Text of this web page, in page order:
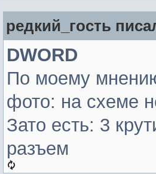
редкий_гость
DWORD
По моему
фото: на схеме
Зато есть: 3
разъем